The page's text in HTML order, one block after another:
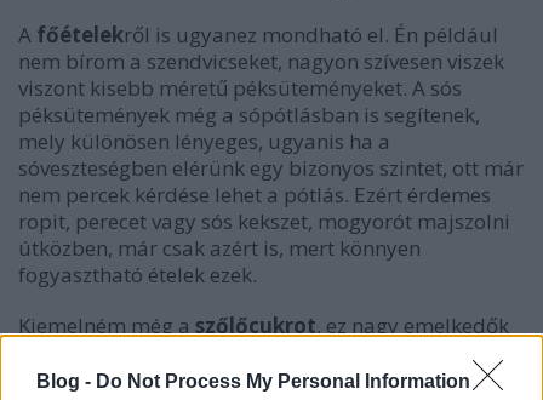
Blog - Do Not Process My Personal Information
A főételekről is ugyanez mondható el. Én például
nem bírom a szendvicseket, nagyon szívesen viszek
viszont kisebb méretű péksüteményeket. A sós
péksütemények még a sópótlásban is segítenek,
mely különösen lényeges, ugyanis ha a
sóveszteségben elérünk egy bizonyos szintet, ott már
nem percek kérdése lehet a pótlás. Ezért érdemes
ropit, perecet vagy sós kekszet, mogyorót majszolni
útközben, már csak azért is, mert könnyen
fogyasztható ételek ezek.
Kiemelném még a szőlőcukrot, ez nagy emelkedők
fél zacskó után már csömörük van tőle, arról nem is